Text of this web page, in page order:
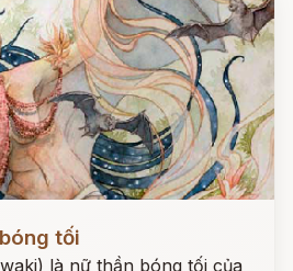
tối
là nữ thần bóng tối của